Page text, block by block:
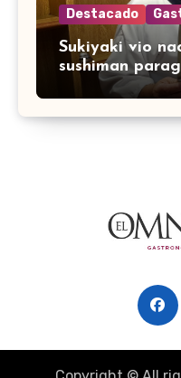
Destacado
Sukiyaki vio
sushiman